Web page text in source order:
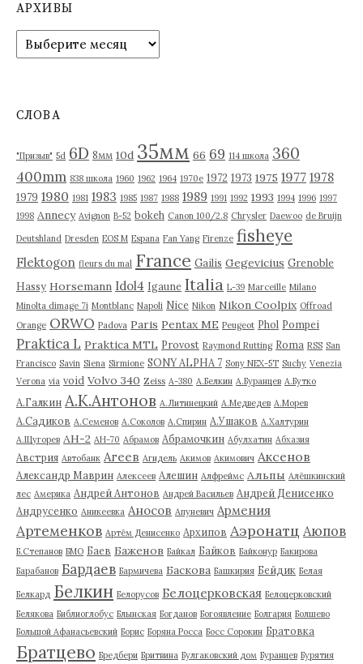
АРХИВЫ
р
в
СЛОВА
"Призыв" 5d 6D 8мм 10d 35мм 66 69 114 школа 360
400mm 838 школа 1960 1962 1964 1970е 1972 1973 1975 1977 1978
1979 1980 1981 1983 1985 1987 1988 1989 1991 1992 1993 1994 1996 1997
1998 Annecy Avignon B-52 bokeh Canon 100/2.8 Chrysler Daewoo de Bruijn
Deutshland Dresden EOS M Espana Fan Yang Firenze fisheye
Flektogon fleurs du mal France Gailis Gegevicius Grenoble
Hassy Horsemann Idol4 Igaune Italia L-39 Marceille Milano
Minolta dimage 7i Montblanc Napoli Nice Nikon Nikon Coolpix Offroad
Orange ORWO Padova Paris Pentax ME Peugeot Phol Pompei
Praktica L Praktica MTL Provost Raymond Rutting Roma RSS San
Francisco Savin Siena Sirmione SONY ALPHA 7 Sony NEX-5T Suchy Venezia
Verona via void Volvo 340 Zeiss А-380 А.Белкин А.Буранцев А.Бутко
А.Галкин А.К.Антонов А.Литинецкий А.Медведев А.Морев
А.Садиков А.Семенов А.Соколов А.Спирин А.Ушаков А.Халтурин
А.Щугорев АН-2 АН-70 Абрамов Абрамочкин Абулхатин Абхазия
Австрия Автобанк Агеев Агидель Акимов Акимович Аксенов
Александр Маврин Алексеев Алешин Алфреймс Альпы Алёшкинский
лес Америка Андрей Антонов Андрей Васильев Андрей Денисенко
Андрусенко Аникеевка Аносов Апуневич Армения
Артеменков Артём Денисенко Архипов Аэронатц Аюпов
Б.Степанов БМО Баев Баженов Байкал Байков Байконур Бакирова
Барабанов Бардаев Бармичева Баскова Башкирия Бейдик Белая
Белкард Белкин Белорусов Белоцерковская Белоцерковский
Белякова Библиоглобус Блынская Богданов Богоявление Болгария Болшево
Большой Афанасьевский Борис Боряна Росса Босс Сорокин Братовка
Братцево Бредбери Бритвина Булгаковский дом Буранцев Бурятия